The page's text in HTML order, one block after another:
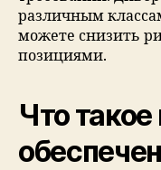
различным
можете снизить
позициями.
Что